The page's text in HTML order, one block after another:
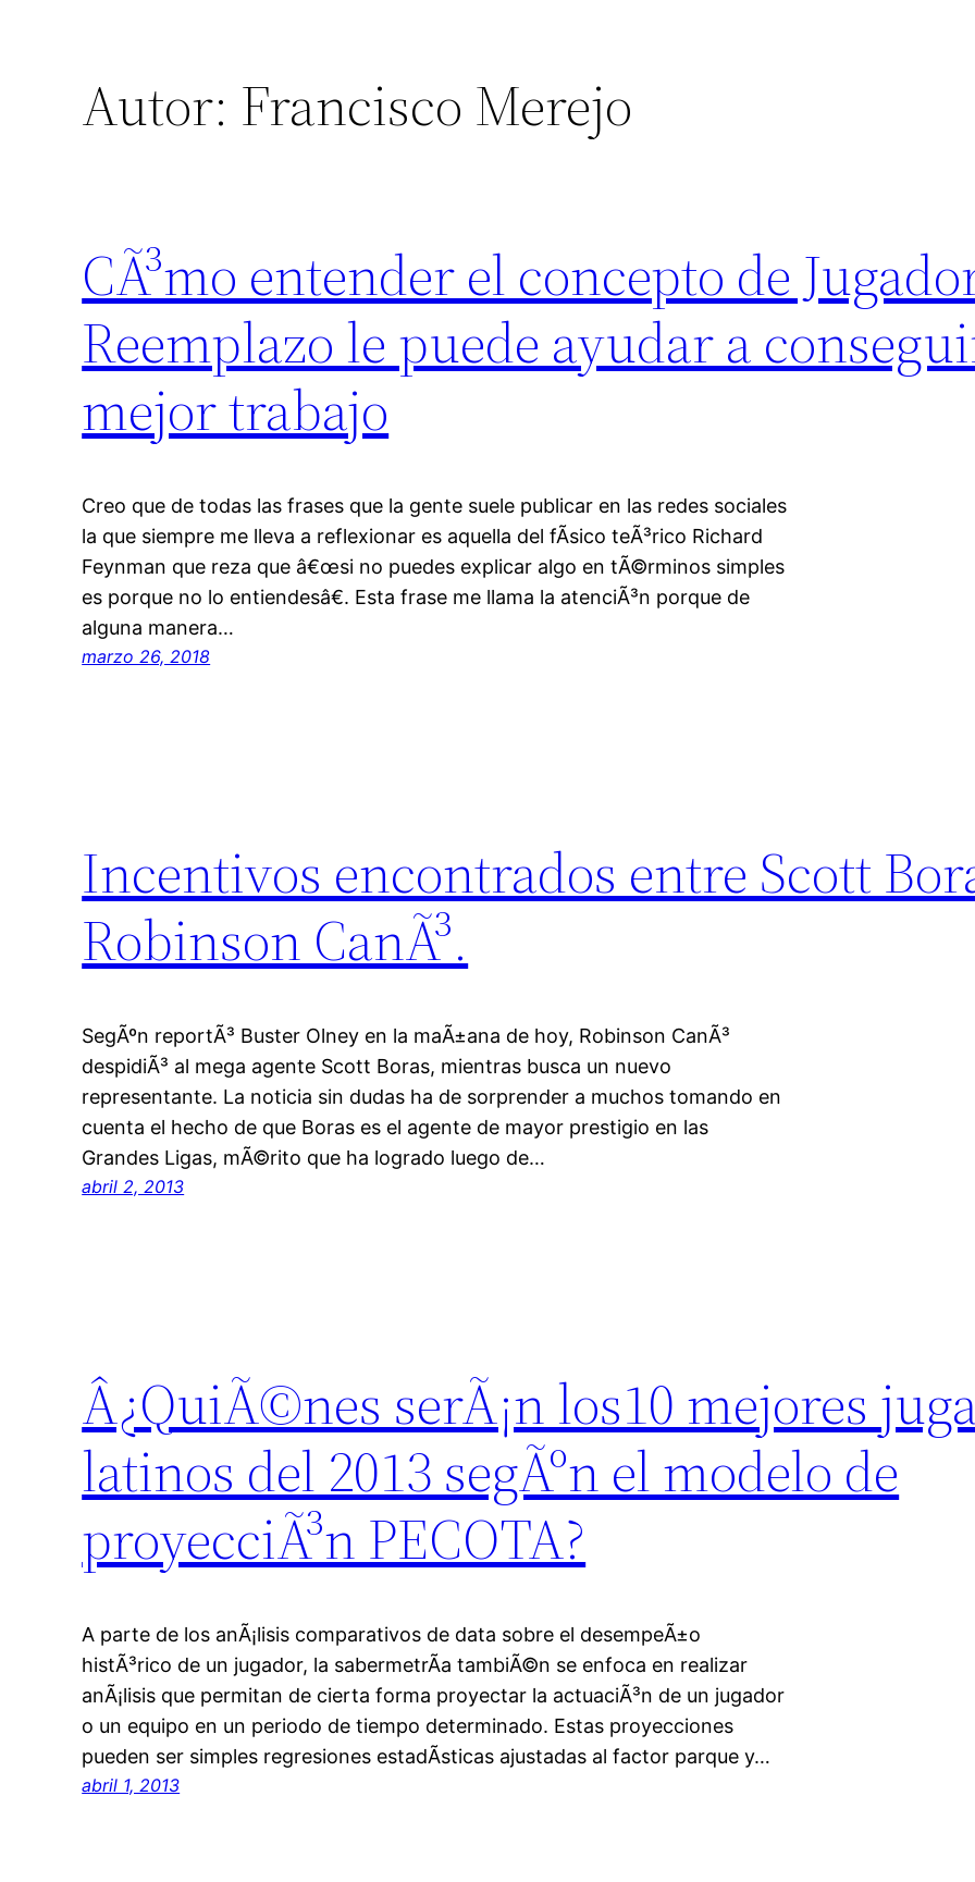
Autor: Francisco Merejo
CÃ³mo entender el concepto de
Reemplazo le puede ayudar a
mejor trabajo
Creo que de todas las frases que la gente suele publicar en las redes sociales
la que siempre me lleva a reflexionar es aquella del fÃ­sico teÃ³rico Richard
Feynman que reza que â€œsi no puedes explicar algo en tÃ©rminos simples
es porque no lo entiendesâ€. Esta frase me llama la atenciÃ³n porque de
alguna manera…
marzo 26, 2018
Incentivos encontrados entre Scott
Robinson CanÃ³.
SegÃºn reportÃ³ Buster Olney en la maÃ±ana de hoy, Robinson CanÃ³
despidiÃ³ al mega agente Scott Boras, mientras busca un nuevo
representante. La noticia sin dudas ha de sorprender a muchos tomando en
cuenta el hecho de que Boras es el agente de mayor prestigio en las
Grandes Ligas, mÃ©rito que ha logrado luego de…
abril 2, 2013
Â¿QuiÃ©nes serÃ¡n los10 mejores
latinos del 2013 segÃºn el modelo de
proyecciÃ³n PECOTA?
A parte de los anÃ¡lisis comparativos de data sobre el desempeÃ±o
histÃ³rico de un jugador, la sabermetrÃ­a tambiÃ©n se enfoca en realizar
anÃ¡lisis que permitan de cierta forma proyectar la actuaciÃ³n de un jugador
o un equipo en un periodo de tiempo determinado. Estas proyecciones
pueden ser simples regresiones estadÃ­sticas ajustadas al factor parque y…
abril 1, 2013